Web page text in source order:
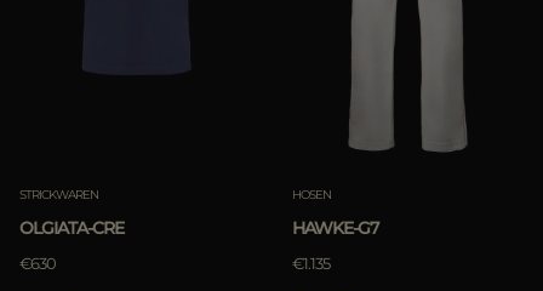
STRICKWAREN
OLGIATA-CRE
€630
HOSEN
HAWKE-G7
€1.135